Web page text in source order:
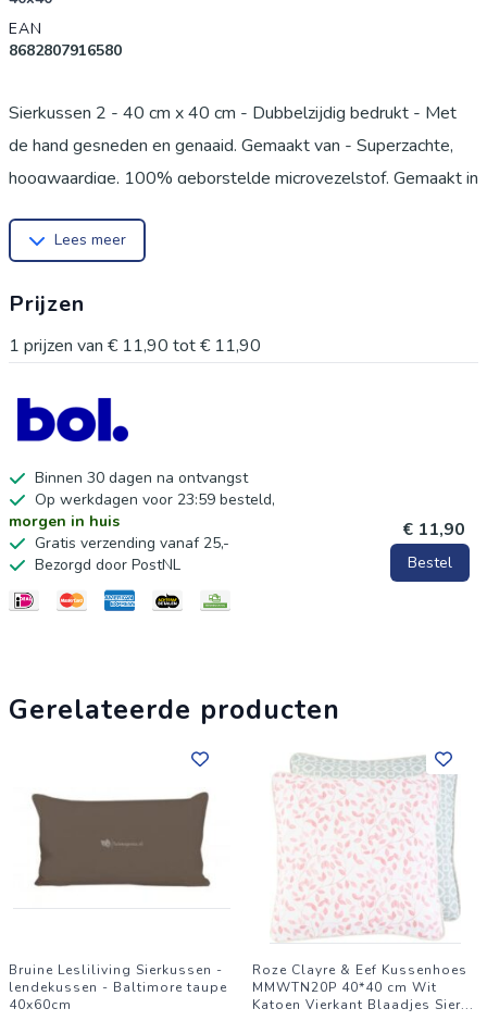
EAN
8682807916580
Sierkussen 2 - 40 cm x 40 cm - Dubbelzijdig bedrukt - Met
de hand gesneden en genaaid. Gemaakt van - Superzachte,
hoogwaardige, 100% geborstelde microvezelstof. Gemaakt in
heerlijke verfrissing voor uw stoel, terras of auto.
schadelijke kleurstoffen. Ritssluiting. MODERNE PRINTS -
Gedrukt met behulp van de modernste digitale
Lees meer
Prijzen
1 prijzen van € 11,90 tot€ 11,90
Binnen 30 dagen na ontvangst
Op werkdagen voor 23:59 besteld,
morgen in huis
Gratis verzending vanaf 25,-
Bezorgd door PostNL
€ 11,90
Bestel
Gerelateerde producten
Bruine Lesliliving Sierkussen -
lendekussen - Baltimore taupe
40x60cm
Roze Clayre & Eef Kussenhoes
MMWTN20P 40*40 cm Wit
Katoen Vierkant Blaadjes Sier...